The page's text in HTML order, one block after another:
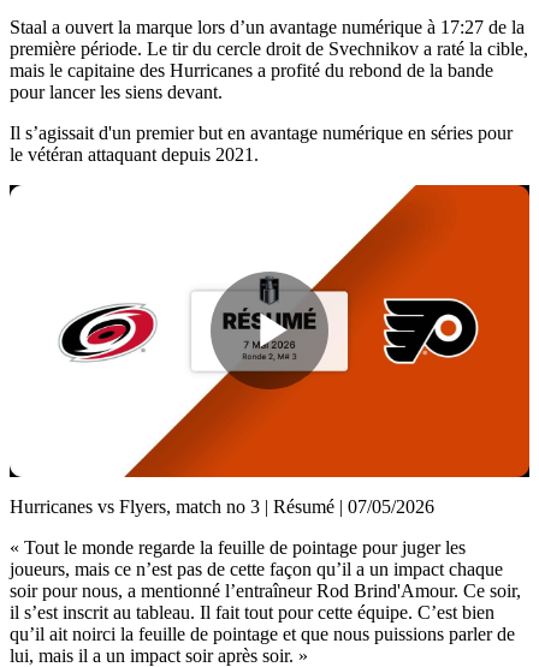
Staal a ouvert la marque lors d’un avantage numérique à 17:27 de la
première période. Le tir du cercle droit de Svechnikov a raté la cible,
mais le capitaine des Hurricanes a profité du rebond de la bande
pour lancer les siens devant.
Il s’agissait d'un premier but en avantage numérique en séries pour
le vétéran attaquant depuis 2021.
Play
Video
Hurricanes vs Flyers, match no 3 | Résumé | 07/05/2026
« Tout le monde regarde la feuille de pointage pour juger les
joueurs, mais ce n’est pas de cette façon qu’il a un impact chaque
soir pour nous, a mentionné l’entraîneur Rod Brind'Amour. Ce soir,
il s’est inscrit au tableau. Il fait tout pour cette équipe. C’est bien
qu’il ait noirci la feuille de pointage et que nous puissions parler de
lui, mais il a un impact soir après soir. »